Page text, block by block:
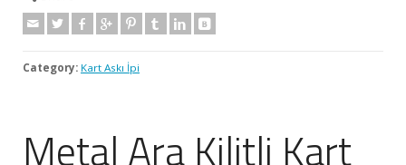
Category: Kart Askı İpi
Metal Ara Kilitli Kart